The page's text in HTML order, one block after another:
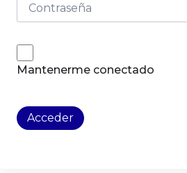
Mantenerme conectado
Acceder
$320,00